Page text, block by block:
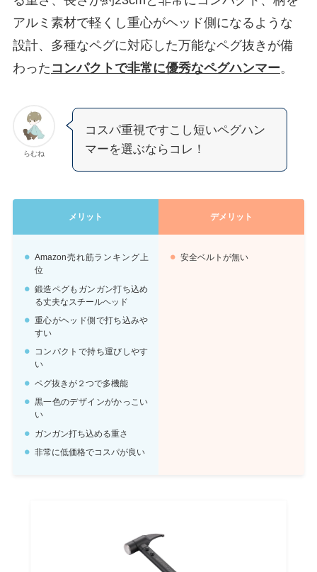
アルミ素材で軽くし重心がヘッド側になるような
設計、多種なペグに対応した万能なペグ抜きが備
わった コンパクトで非常に優秀なペグハンマー。
らむね
コスパ重視ですこし短いペグハン
マーを選ぶならコレ！
メリット デメリット
Amazon売れ筋ランキング上
位
鍛造ペグもガンガン打ち込め
る丈夫なスチールヘッド
重心がヘッド側で打ち込みや
すい
コンパクトで持ち運びしやす
い
ペグ抜きが２つで多機能
黒一色のデザインがかっこい
い
ガンガン打ち込める重さ
非常に低価格でコスパが良い
安全ベルトが無い